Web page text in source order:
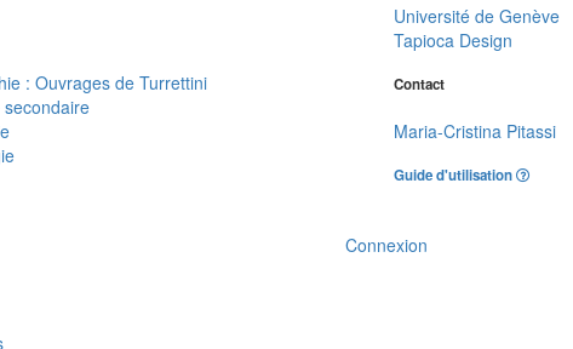
: Ouvrages de Turrettini
Université de Genève
Tapioca Design
Contact
Maria-Cristina Pitassi
Guide d'utilisation
Connexion